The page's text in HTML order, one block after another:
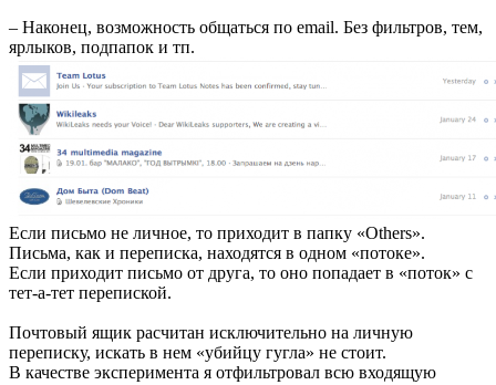
– Наконец, возможность общаться по email. Без фильтров, тем,
ярлыков, подпапок и тп.
Если письмо не личное, то приходит в папку «Others».
Письма, как и переписка, находятся в одном «потоке».
Если приходит письмо от друга, то оно попадает в «поток» с
тет-а-тет перепиской.
Почтовый ящик расчитан исключительно на личную
переписку, искать в нем «убийцу гугла» не стоит.
В качестве эксперимента я отфильтровал всю входящую